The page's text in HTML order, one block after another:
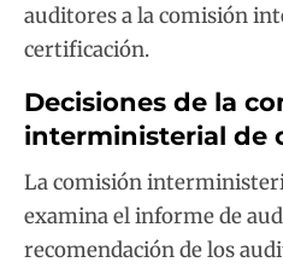
auditores a la comisión
certificación.
Decisiones de la
interministerial de
La comisión
examina el informe de
recomendación de los